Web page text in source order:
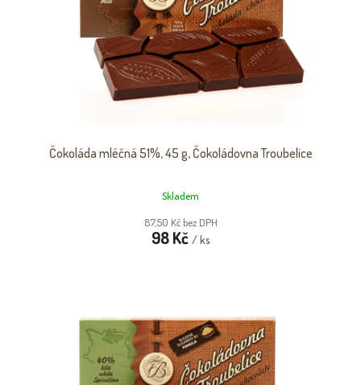
Čokoláda mléčná 51%, 45 g, Čokoládovna Troubelice
Skladem
87,50 Kč bez DPH
98 Kč / ks